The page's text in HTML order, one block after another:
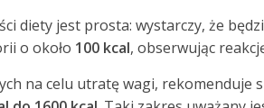
diety jest prosta: wystarczy, że
o około 100 kcal, obserwując
na celu utratę wagi, rekomenduje